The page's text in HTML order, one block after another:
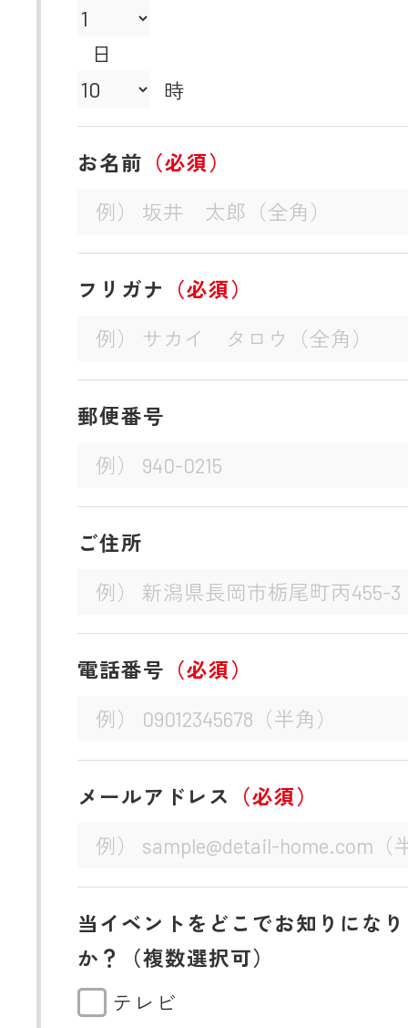
日
時
お名前 （必須）
フリガナ （必須）
郵便番号
ご住所
電話番号 （必須）
メールアドレス （必須）
当イベントをどこでお知りにな
か？（複数選択可）
テレビ